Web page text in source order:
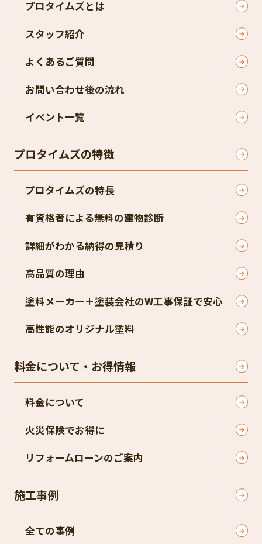
プロタイムズとは
スタッフ紹介
よくあるご質問
お問い合わせ後の流れ
イベント一覧
プロタイムズの特徴
プロタイムズの特長
有資格者による無料の建物診断
詳細がわかる納得の見積り
高品質の理由
塗料メーカー＋塗装会社のW工事保証で安心
高性能のオリジナル塗料
料金について・お得情報
料金について
火災保険でお得に
リフォームローンのご案内
施工事例
全ての事例